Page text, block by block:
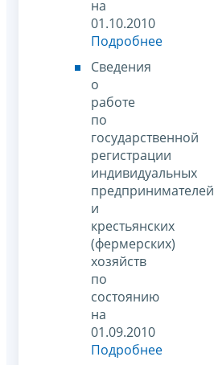
на
01.10.2010
Подробнее
Сведения
о
работе
по
государственной
регистрации
индивидуальных
предпринимателей
и
крестьянских
(фермерских)
хозяйств
по
состоянию
на
01.09.2010
Подробнее